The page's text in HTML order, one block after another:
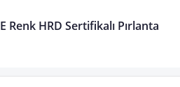
Renk HRD Sertifikalı Pırlanta